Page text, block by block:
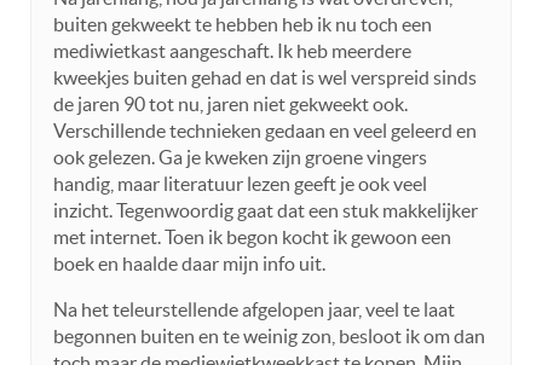
buiten gekweekt te hebben heb ik nu toch een
mediwietkast aangeschaft. Ik heb meerdere
kweekjes buiten gehad en dat is wel verspreid sinds
de jaren 90 tot nu, jaren niet gekweekt ook.
Verschillende technieken gedaan en veel geleerd en
ook gelezen. Ga je kweken zijn groene vingers
handig, maar literatuur lezen geeft je ook veel
inzicht. Tegenwoordig gaat dat een stuk makkelijker
met internet. Toen ik begon kocht ik gewoon een
boek en haalde daar mijn info uit.
Na het teleurstellende afgelopen jaar, veel te laat
begonnen buiten en te weinig zon, besloot ik om dan